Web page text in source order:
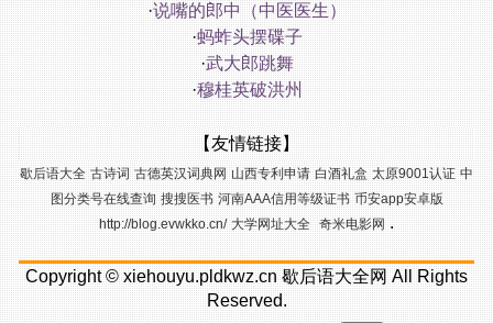
·说嘴的郎中（中医医生）
·蚂蚱头摆碟子
·武大郎跳舞
·穆桂英破洪州
【友情链接】
歇后语大全 古诗词 古德英汉词典网 山西专利申请 白酒礼盒 太原9001认证 中
图分类号在线查询 搜搜医书 河南AAA信用等级证书 币安app安卓版
http://blog.evwkko.cn/ 大学网址大全 奇米电影网.
Copyright ©xiehouyu.pldkwz.cn 歇后语大全网All Rights
Reserved.